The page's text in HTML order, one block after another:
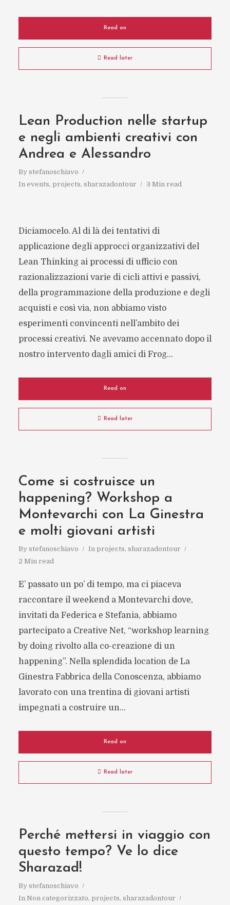
Read on
Read later
Lean Production nelle startup
e negli ambienti creativi con
Andrea e Alessandro
By stefanoschiavo
In events, projects, sharazadontour 3 Min read
Diciamocelo. Al di là dei tentativi di
applicazione degli approcci organizzativi del
Lean Thinking ai processi di ufficio con
razionalizzazioni varie di cicli attivi e passivi,
della programmazione della produzione e degli
acquisti e così via, non abbiamo visto
esperimenti convincenti nell’ambito dei
processi creativi. Ne avevamo accennato dopo il
nostro intervento dagli amici di Frog...
Read on
Read later
Come si costruisce un
happening? Workshop a
Montevarchi con La Ginestra
e molti giovani artisti
By stefanoschiavo In projects, sharazadontour
2 Min read
E’ passato un po’ di tempo, ma ci piaceva
raccontare il weekend a Montevarchi dove,
invitati da Federica e Stefania, abbiamo
partecipato a Creative Net, “workshop learning
by doing rivolto alla co-creazione di un
happening”. Nella splendida location de La
Ginestra Fabbrica della Conoscenza, abbiamo
lavorato con una trentina di giovani artisti
impegnati a costruire un...
Read on
Read later
Perché mettersi in viaggio con
questo tempo? Ve lo dice
Sharazad!
By stefanoschiavo
In Non categorizzato, projects, sharazadontour